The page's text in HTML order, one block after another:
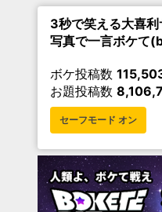
3秒で笑える大喜利
写真で一言ボケて
ボケ投稿数
お題投稿数
セーフモード オン